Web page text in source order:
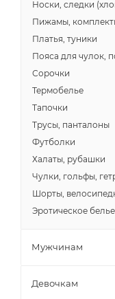
Носки, следки
Пижамы,
Платья, туники
Пояса для чулок,
Сорочки
Термобелье
Тапочки
Трусы, панталоны
Футболки
Халаты, рубашки
Чулки, гольфы,
Шорты,
Эротическое
Мужчинам
Девочкам